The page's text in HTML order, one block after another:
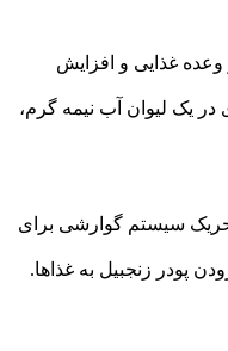
غذایی و افزایش
یک لیوان آب نیمه گرم،
سیستم گوارشی برای
پودر زنجبیل به غذاها.